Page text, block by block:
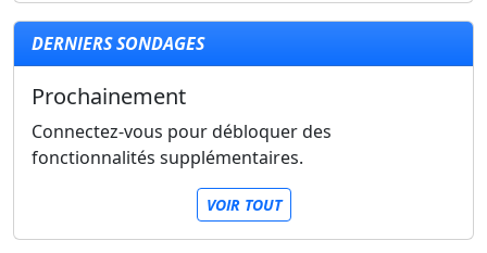
DERNIERS SONDAGES
Prochainement
Connectez-vous pour débloquer des
fonctionnalités supplémentaires.
VOIR TOUT